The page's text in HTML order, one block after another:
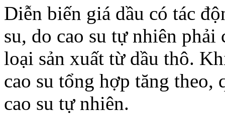
Diễn biến giá dầu có tác
su, do cao su tự nhiên
loại sản xuất từ dầu thô.
cao su tổng hợp tăng
cao su tự nhiên.